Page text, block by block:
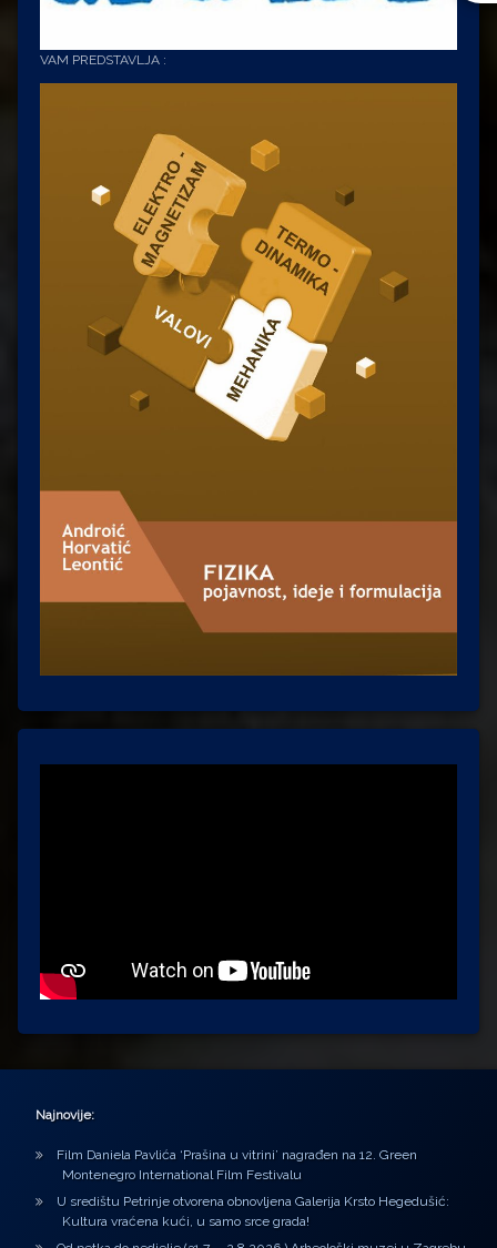
VAM PREDSTAVLJA :
Najnovije:
Film Daniela Pavlića ‘Prašina u vitrini’ nagrađen na 12. Green
Montenegro International Film Festivalu
U središtu Petrinje otvorena obnovljena Galerija Krsto Hegedušić:
Kultura vraćena kući, u samo srce grada!